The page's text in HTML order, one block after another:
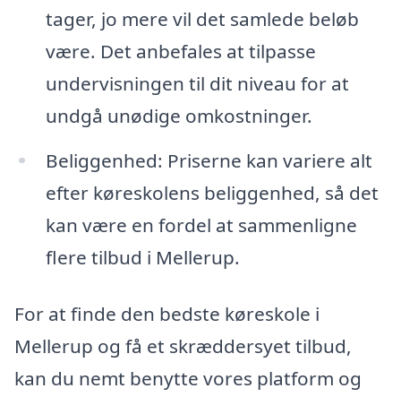
tager, jo mere vil det samlede beløb
være. Det anbefales at tilpasse
undervisningen til dit niveau for at
undgå unødige omkostninger.
Beliggenhed: Priserne kan variere alt
efter køreskolens beliggenhed, så det
kan være en fordel at sammenligne
flere tilbud i Mellerup.
For at finde den bedste køreskole i
Mellerup og få et skræddersyet tilbud,
kan du nemt benytte vores platform og